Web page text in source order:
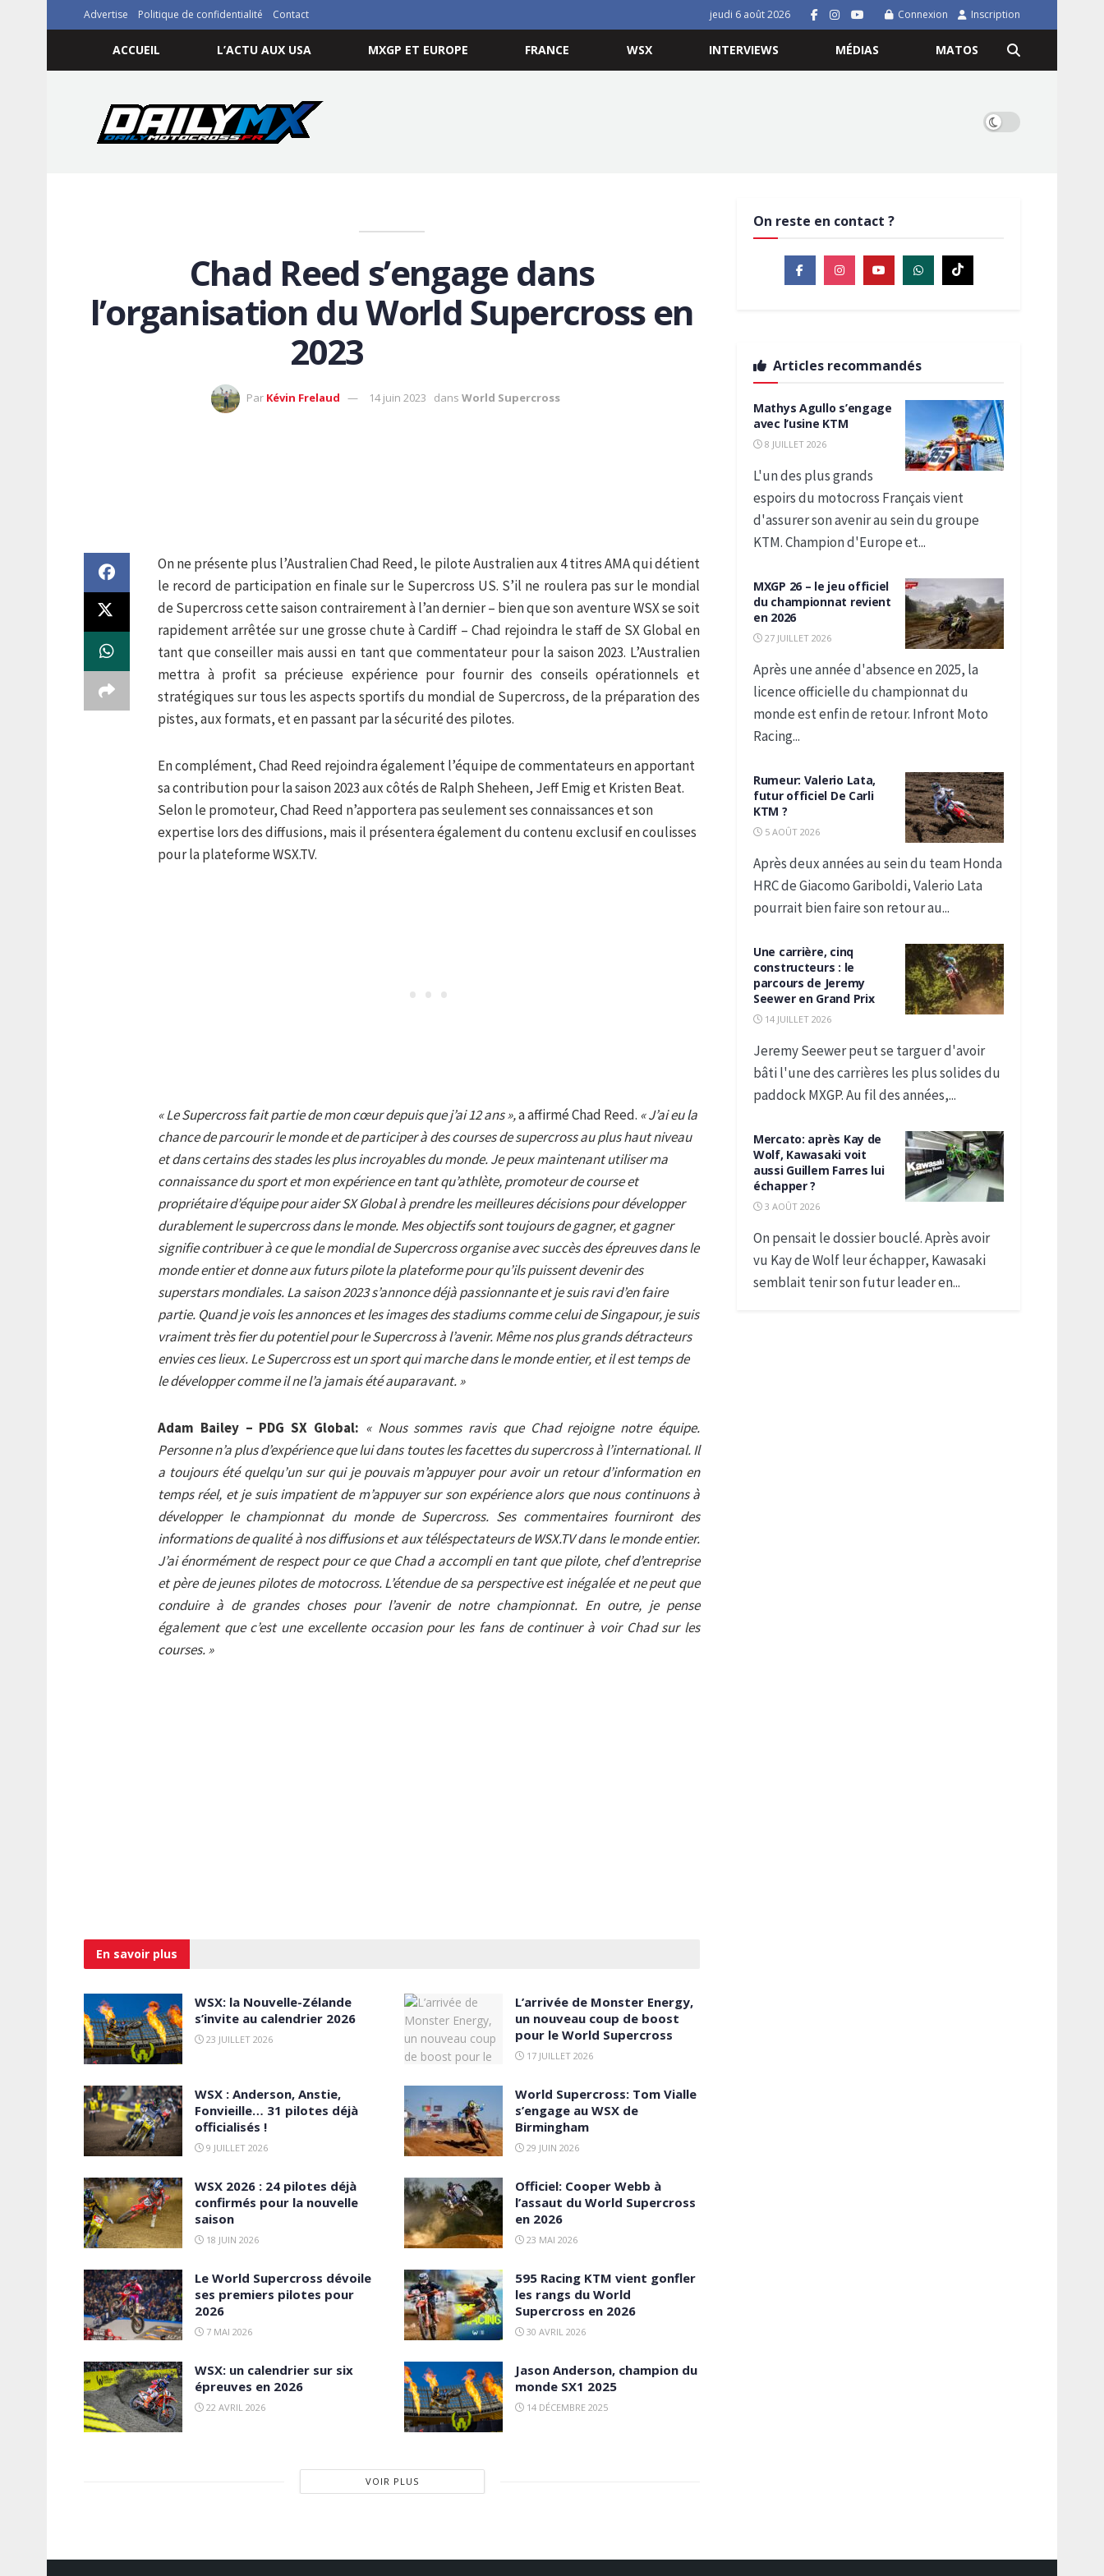
Advertise Politique de confidentialité Contact jeudi 6 août 2026 Connexion Inscription
ACCUEIL L’ACTU AUX USA MXGP ET EUROPE FRANCE WSX INTERVIEWS MÉDIAS MATOS
Chad Reed s’engage dans
l’organisation du World Supercross en
2023
Par Kévin Frelaud 14 juin 2023 dans World Supercross
On ne présente plus l’Australien Chad Reed, le pilote Australien aux 4 titres AMA qui détient
le record de participation en finale sur le Supercross US. S’il ne roulera pas sur le mondial
de Supercross cette saison contrairement à l’an dernier – bien que son aventure WSX se soit
rapidement arrêtée sur une grosse chute à Cardiff – Chad rejoindra le staff de SX Global en
tant que conseiller mais aussi en tant que commentateur pour la saison 2023. L’Australien
mettra à profit sa précieuse expérience pour fournir des conseils opérationnels et
stratégiques sur tous les aspects sportifs du mondial de Supercross, de la préparation des
pistes, aux formats, et en passant par la sécurité des pilotes.
En complément, Chad Reed rejoindra également l’équipe de commentateurs en apportant
sa contribution pour la saison 2023 aux côtés de Ralph Sheheen, Jeff Emig et Kristen Beat.
Selon le promoteur, Chad Reed n’apportera pas seulement ses connaissances et son
expertise lors des diffusions, mais il présentera également du contenu exclusif en coulisses
pour la plateforme WSX.TV.
« Le Supercross fait partie de mon cœur depuis que j’ai 12 ans »,a affirmé Chad Reed. « J’ai eu la
chance de parcourir le monde et de participer à des courses de supercross au plus haut niveau
et dans certains des stades les plus incroyables du monde. Je peux maintenant utiliser ma
connaissance du sport et mon expérience en tant qu’athlète, promoteur de course et
propriétaire d’équipe pour aider SX Global à prendre les meilleures décisions pour développer
durablement le supercross dans le monde. Mes objectifs sont toujours de gagner, et gagner
signifie contribuer à ce que le mondial de Supercross organise avec succès des épreuves dans le
monde entier et donne aux futurs pilote la plateforme pour qu’ils puissent devenir des
superstars mondiales. La saison 2023 s’annonce déjà passionnante et je suis ravi d’en faire
partie. Quand je vois les annonces et les images des stadiums comme celui de Singapour, je suis
vraiment très fier du potentiel pour le Supercross à l’avenir. Même nos plus grands détracteurs
envies ces lieux. Le Supercross est un sport qui marche dans le monde entier, et il est temps de
le développer comme il ne l’a jamais été auparavant. »
Adam Bailey – PDG SX Global: « Nous sommes ravis que Chad rejoigne notre équipe.
Personne n’a plus d’expérience que lui dans toutes les facettes du supercross à l’international. Il
a toujours été quelqu’un sur qui je pouvais m’appuyer pour avoir un retour d’information en
temps réel, et je suis impatient de m’appuyer sur son expérience alors que nous continuons à
développer le championnat du monde de Supercross. Ses commentaires fourniront des
informations de qualité à nos diffusions et aux téléspectateurs de WSX.TV dans le monde entier.
J’ai énormément de respect pour ce que Chad a accompli en tant que pilote, chef d’entreprise
et père de jeunes pilotes de motocross. L’étendue de sa perspective est inégalée et ne peut que
conduire à de grandes choses pour l’avenir de notre championnat. En outre, je pense
également que c’est une excellente occasion pour les fans de continuer à voir Chad sur les
courses. »
En savoir plus
WSX: la Nouvelle-Zélande
s’invite au calendrier 2026
23 JUILLET 2026
L’arrivée de Monster Energy,
un nouveau coup de boost
pour le World Supercross
17 JUILLET 2026
WSX : Anderson, Anstie,
Fonvieille… 31 pilotes déjà
officialisés !
9 JUILLET 2026
World Supercross: Tom Vialle
s’engage au WSX de
Birmingham
29 JUIN 2026
WSX 2026 : 24 pilotes déjà
confirmés pour la nouvelle
saison
18 JUIN 2026
Officiel: Cooper Webb à
l’assaut du World Supercross
en 2026
23 MAI 2026
Le World Supercross dévoile
ses premiers pilotes pour
2026
7 MAI 2026
595 Racing KTM vient gonfler
les rangs du World
Supercross en 2026
30 AVRIL 2026
WSX: un calendrier sur six
épreuves en 2026
22 AVRIL 2026
Jason Anderson, champion du
monde SX1 2025
14 DÉCEMBRE 2025
VOIR PLUS
On reste en contact ?
Articles recommandés
Mathys Agullo s’engage
avec l’usine KTM
8 JUILLET 2026
L'un des plus grands
espoirs du motocross Français vient
d'assurer son avenir au sein du groupe
KTM. Champion d'Europe et...
MXGP 26 – le jeu officiel
du championnat revient
en 2026
27 JUILLET 2026
Après une année d'absence en 2025, la
licence officielle du championnat du
monde est enfin de retour. Infront Moto
Racing...
Rumeur: Valerio Lata,
futur officiel De Carli
KTM ?
5 AOÛT 2026
Après deux années au sein du team Honda
HRC de Giacomo Gariboldi, Valerio Lata
pourrait bien faire son retour au...
Une carrière, cinq
constructeurs : le
parcours de Jeremy
Seewer en Grand Prix
14 JUILLET 2026
Jeremy Seewer peut se targuer d'avoir
bâti l'une des carrières les plus solides du
paddock MXGP. Au fil des années,...
Mercato: après Kay de
Wolf, Kawasaki voit
aussi Guillem Farres lui
échapper ?
3 AOÛT 2026
On pensait le dossier bouclé. Après avoir
vu Kay de Wolf leur échapper, Kawasaki
semblait tenir son futur leader en...